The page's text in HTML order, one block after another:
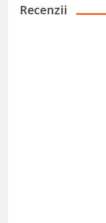
Recenzii